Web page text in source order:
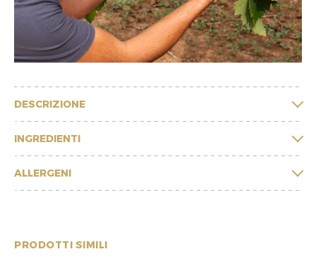
DESCRIZIONE
INGREDIENTI
ALLERGENI
PRODOTTI SIMILI